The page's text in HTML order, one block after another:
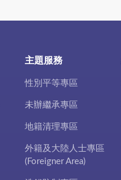
主題服務
性別平等專區
未辦繼承專區
地籍清理專區
外籍及大陸人士專區
(Foreigner Area)